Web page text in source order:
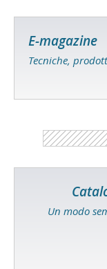
E-magazine
Tecniche,
Un modo